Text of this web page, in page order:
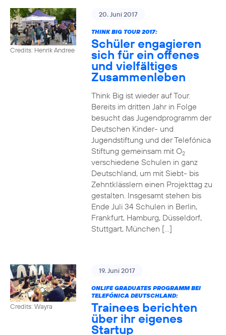
Credits: Henrik Andree
20. Juni 2017
THINK BIG TOUR 2017:
Schüler engagieren
sich für ein offenes
und vielfältiges
Zusammenleben
Think Big ist wieder auf Tour.
Bereits im dritten Jahr in Folge
besucht das Jugendprogramm der
Deutschen Kinder- und
Jugendstiftung und der Telefónica
Stiftung gemeinsam mit O2
verschiedene Schulen in ganz
Deutschland, um mit Siebt- bis
Zehntklässlern einen Projekttag zu
gestalten. Insgesamt stehen bis
Ende Juli 34 Schulen in Berlin,
Frankfurt, Hamburg, Düsseldorf,
Stuttgart, München […]
Credits: Wayra
19. Juni 2017
ONLIFE GRADUATES PROGRAMM BEI
TELEFÓNICA DEUTSCHLAND:
Trainees berichten
über ihr eigenes
Startup